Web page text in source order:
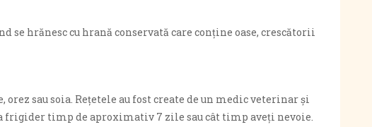
hrănesc cu hrană conservată care conține oase, crescătorii
sau soia. Rețetele au fost create de un medic veterinar și
frigider timp de aproximativ 7 zile sau cât timp aveți nevoie.